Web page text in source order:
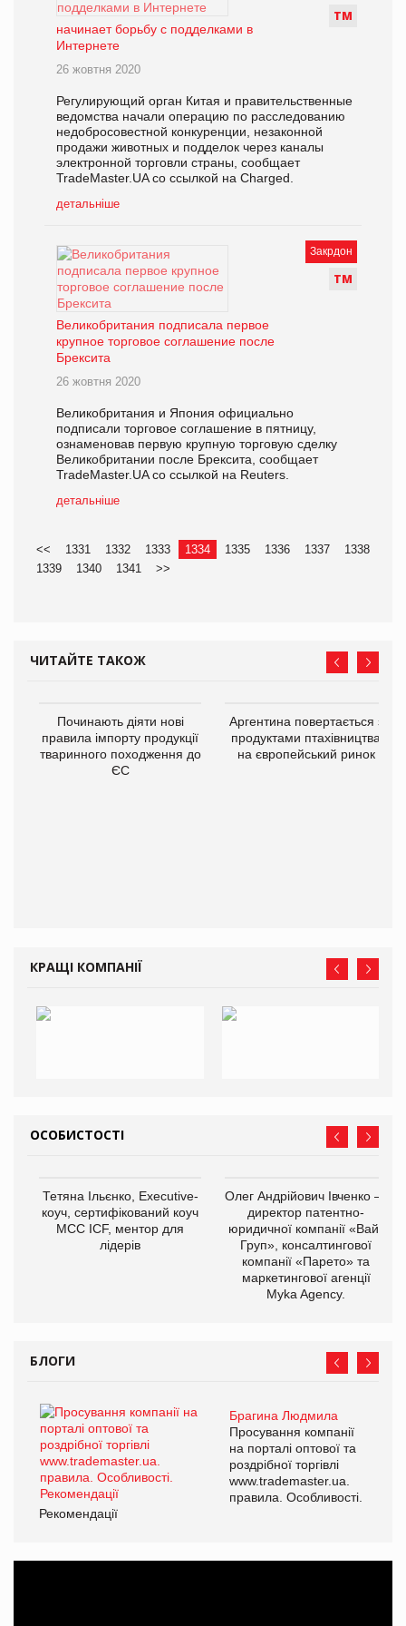
ТМ
начинает борьбу с подделками в
Интернете
26 жовтня 2020
Регулирующий орган Китая и правительственные
ведомства начали операцию по расследованию
недобросовестной конкуренции, незаконной
продажи животных и подделок через каналы
электронной торговли страны, сообщает
TradeMaster.UA со ссылкой на Charged.
детальніше
Закрдон
ТМ
Великобритания подписала первое
крупное торговое соглашение после
Брексита
26 жовтня 2020
Великобритания и Япония официально
подписали торговое соглашение в пятницу,
ознаменовав первую крупную торговую сделку
Великобритании после Брексита, сообщает
TradeMaster.UA со ссылкой на Reuters.
детальніше
<< 1331 1332 1333 1334 1335 1336 1337
1338
1339
1340 1341 >>
ЧИТАЙТЕ ТАКОЖ
Починають діяти нові
правила імпорту продукції
тваринного походження до
ЄС
Аргентина повертається з
продуктами птахівництва
на європейський ринок
КРАЩІ КОМПАНІЇ
ОСОБИСТОСТІ
Тетяна Ільєнко, Executive-
коуч, сертифікований коуч
МСС ICF, ментор для
лідерів
Олег Андрійович Івченко —
директор патентно-
юридичної компанії «Вайз
Груп», консалтингової
компанії «Парето» та
маркетингової агенції
Myka Agency.
БЛОГИ
Брагина Людмила
Просування компанії
на порталі оптової та
роздрібної торгівлі
www.trademaster.ua.
правила. Особливості.
Рекомендації